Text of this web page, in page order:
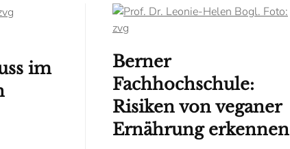
im
Berner
Fachhochschule:
Risiken von veganer
Ernährung erkennen